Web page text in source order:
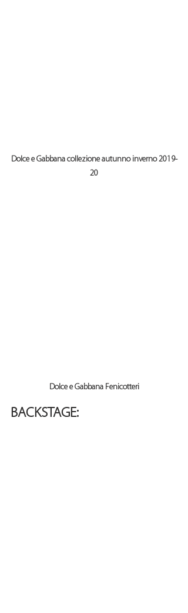
Dolce e Gabbana collezione autunno inverno 2019-
20
Dolce e Gabbana Fenicotteri
BACKSTAGE: